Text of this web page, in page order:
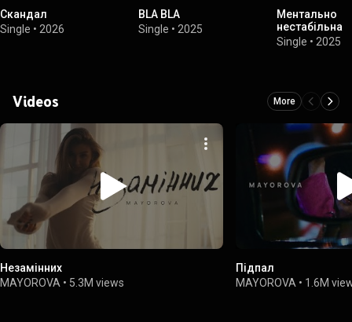
Скандал
Single • 2026
BLA BLA
Single • 2025
Ментально
нестабільна
Single • 2025
Videos More
Незамінних
MAYOROVA • 5.3M views
Підпал
MAYOROVA • 1.6M